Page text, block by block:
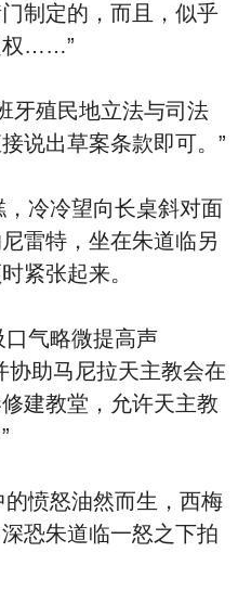
制定的，而且，似乎
权……”
牙殖民地立法与司法
说出草案条款即可。”
冷冷望向长桌斜对面
雷特，坐在朱道临另
紧张起来。
气略微提高声
协助马尼拉天主教会在
建教堂，允许天主教
愤怒油然而生，西梅
恐朱道临一怒之下拍